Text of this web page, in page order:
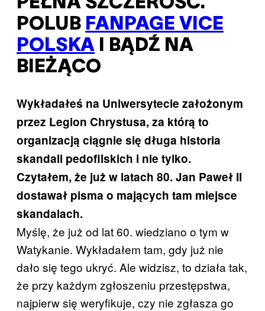
POLUB FANPAGE VICE
POLSKA I BĄDŹ NA
BIEŻĄCO
Wykładałeś na Uniwersytecie założonym
przez Legion Chrystusa, za którą to
organizacją ciągnie się długa historia
skandali pedofilskich i nie tylko.
Czytałem, że już w latach 80. Jan Paweł II
dostawał pisma o mających tam miejsce
skandalach.
Myślę, że już od lat 60. wiedziano o tym w
Watykanie. Wykładałem tam, gdy już nie
dało się tego ukryć. Ale widzisz, to działa tak,
że przy każdym zgłoszeniu przestępstwa,
najpierw się weryfikuje, czy nie zgłasza go